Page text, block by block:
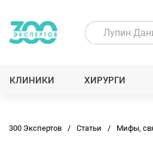
КЛИНИКИ ХИРУРГИ
300 Экспертов Статьи Мифы,